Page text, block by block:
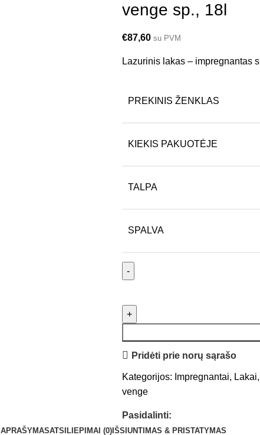
venge sp., 18l
€87,60 su PVM
Lazurinis lakas – impregnantas
PREKINIS ŽENKLAS
KIEKIS PAKUOTĖJE
TALPA
SPALVA
Pridėti prie norų sąrašo
Kategorijos: Impregnantai, Lakai,
venge
Pasidalinti:
APRAŠYMASATSILIEPIMAI (0)IŠSIUNTIMAS & PRISTATYMAS